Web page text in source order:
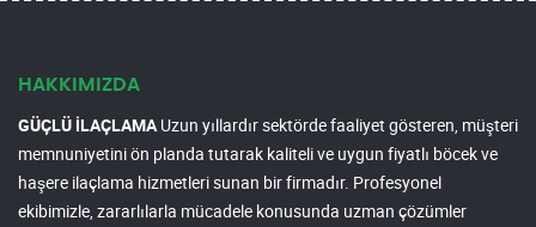
HAKKIMIZDA
GÜÇLÜ İLAÇLAMAUzun yıllardır sektörde faaliyet gösteren, müşteri
memnuniyetini ön planda tutarak kaliteli ve uygun fiyatlı böcek ve
haşere ilaçlama hizmetleri sunan bir firmadır. Profesyonel
ekibimizle, zararlılarla mücadele konusunda uzman çözümler